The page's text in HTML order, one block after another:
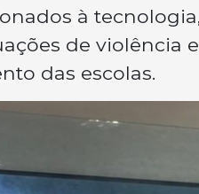
à
de violência
das escolas.